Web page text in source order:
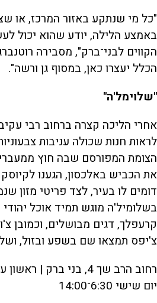
"כל מי שנתקע באזור המרכז, או
באמצע הלילה, יודע שהוא יכול
הקווים לבני־ברק", מסבירה
הכלל יעצרו כאן, במסוף גן ורשה".
"שלוימל'ה"
אחרי הליכה קצרה ברחוב רבי
לראות חנות שכולה עניבות
הצומת המפורסם שבה חוץ ממעברי
את הכביש באלכסון, הגענו
דומים לו בעיר, לצד פריטי מזון
בשלומיל'ה מוגש תמיד אוכל
קרעפלך, דגים מבושלים, וכמובן
צ'יפס תמצאו שם בשפע ובזול,
יום שישי 6:30־14:00